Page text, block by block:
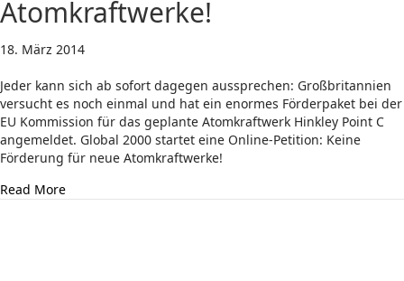
Atomkraftwerke!
18. März 2014
Jeder kann sich ab sofort dagegen aussprechen: Großbritannien
versucht es noch einmal und hat ein enormes Förderpaket bei der
EU Kommission für das geplante Atomkraftwerk Hinkley Point C
angemeldet. Global 2000 startet eine Online-Petition: Keine
Förderung für neue Atomkraftwerke!
Read Moreabout Online-Petition: Keine Förderung für neue